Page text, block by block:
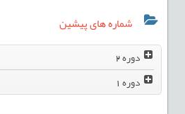
شماره های پیشین
دوره2
دوره1